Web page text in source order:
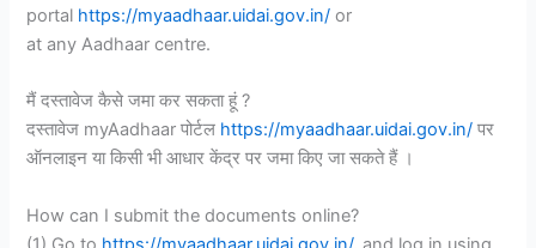
portal https://myaadhaar.uidai.gov.in/ or
at any Aadhaar centre.
मैं दस्तावेज कैसे जमा कर सकता हूं ?
दस्तावेज myAadhaar पोर्टल https://myaadhaar.uidai.gov.in/ पर
ऑनलाइन या किसी भी आधार केंद्र पर जमा किए जा सकते हैं ।
How can I submit the documents online?